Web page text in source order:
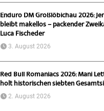
Enduro DM Großlöbichau 2026:
bleibt makellos – packender
Luca Fischeder
3. August 2026
Red Bull Romaniacs 2026: Mani
holt historischen siebten
2. August 2026